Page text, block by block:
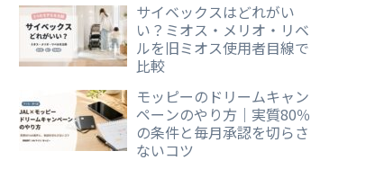
サイベックスはどれがい
い？ミオス・メリオ・リベ
ルを旧ミオス使用者目線で
比較
モッピーのドリームキャン
ペーンのやり方｜実質80％
の条件と毎月承認を切らさ
ないコツ